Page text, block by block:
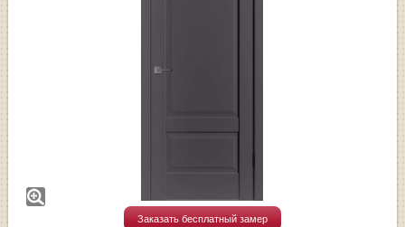
Заказать бесплатный замер